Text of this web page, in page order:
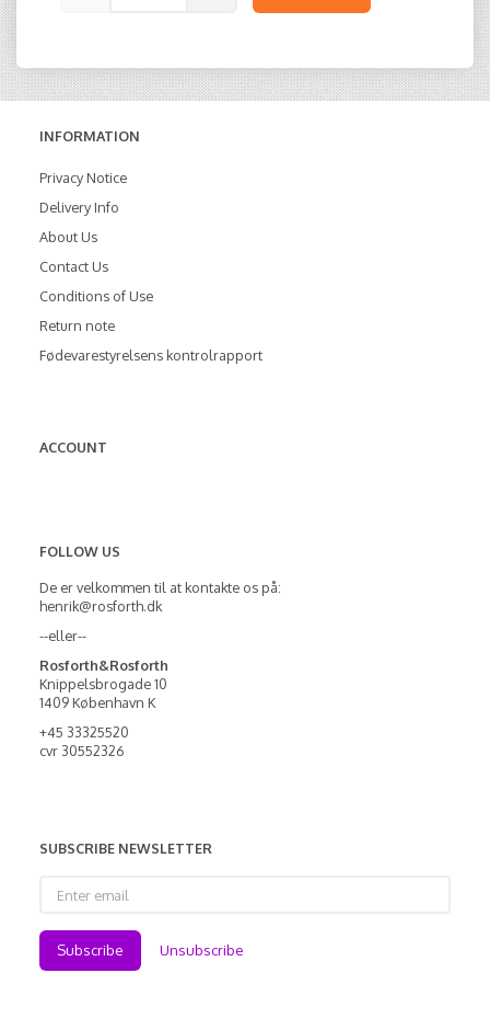
INFORMATION
Privacy Notice
Delivery Info
About Us
Contact Us
Conditions of Use
Return note
Fødevarestyrelsens kontrolrapport
ACCOUNT
FOLLOW US
De er velkommen til at kontakte os på:
henrik@rosforth.dk
--eller--
Rosforth&Rosforth
Knippelsbrogade 10
1409 København K
+45 33325520
cvr 30552326
SUBSCRIBE NEWSLETTER
email
Subscribe Unsubscribe